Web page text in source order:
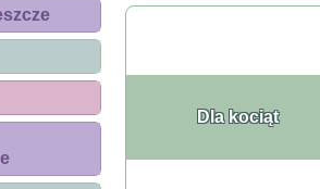
Dla kociąt